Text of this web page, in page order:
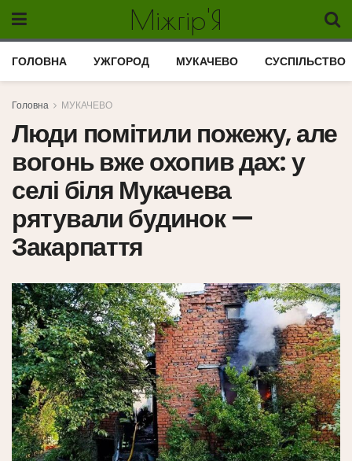
Міжгір'Я
ГОЛОВНА УЖГОРОД МУКАЧЕВО СУСПІЛЬСТВО
Головна МУКАЧЕВО
Люди помітили пожежу, але
вогонь вже охопив дах: у
селі біля Мукачева
рятували будинок —
Закарпаття